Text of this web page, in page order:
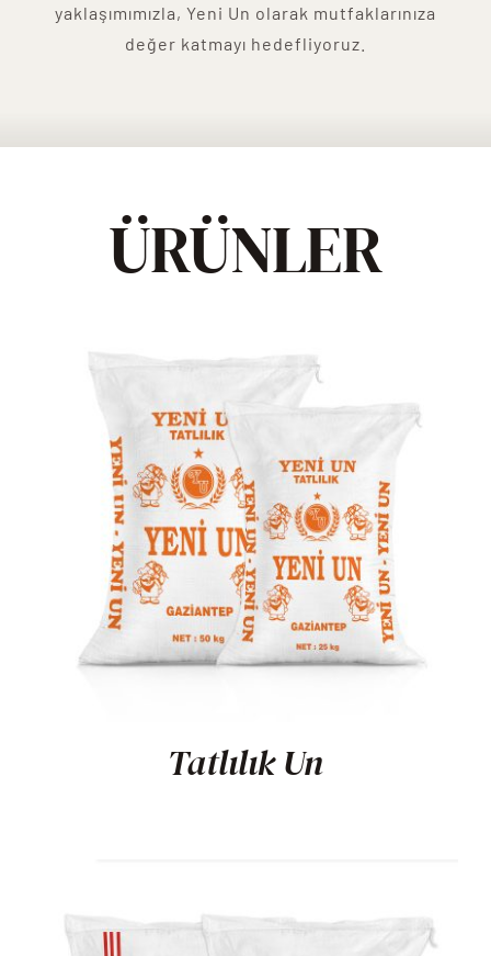
yaklaşımımızla, Yeni Un olarak mutfaklarınıza
değer katmayı hedefliyoruz.
ÜRÜNLER
Tatlılık Un